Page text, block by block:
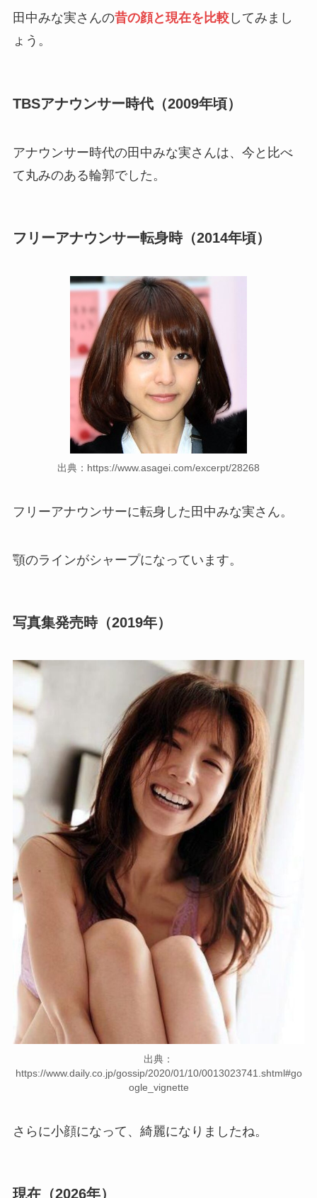
田中みな実さんの昔の顔と現在を比較してみまし
ょう。
TBSアナウンサー時代（2009年頃）
アナウンサー時代の田中みな実さんは、今と比べ
て丸みのある輪郭でした。
フリーアナウンサー転身時（2014年頃）
出典：https://www.asagei.com/excerpt/28268
フリーアナウンサーに転身した田中みな実さん。
顎のラインがシャープになっています。
写真集発売時（2019年）
出典：
https://www.daily.co.jp/gossip/2020/01/10/0013023741.shtml#go
ogle_vignette
さらに小顔になって、綺麗になりましたね。
現在（2026年）